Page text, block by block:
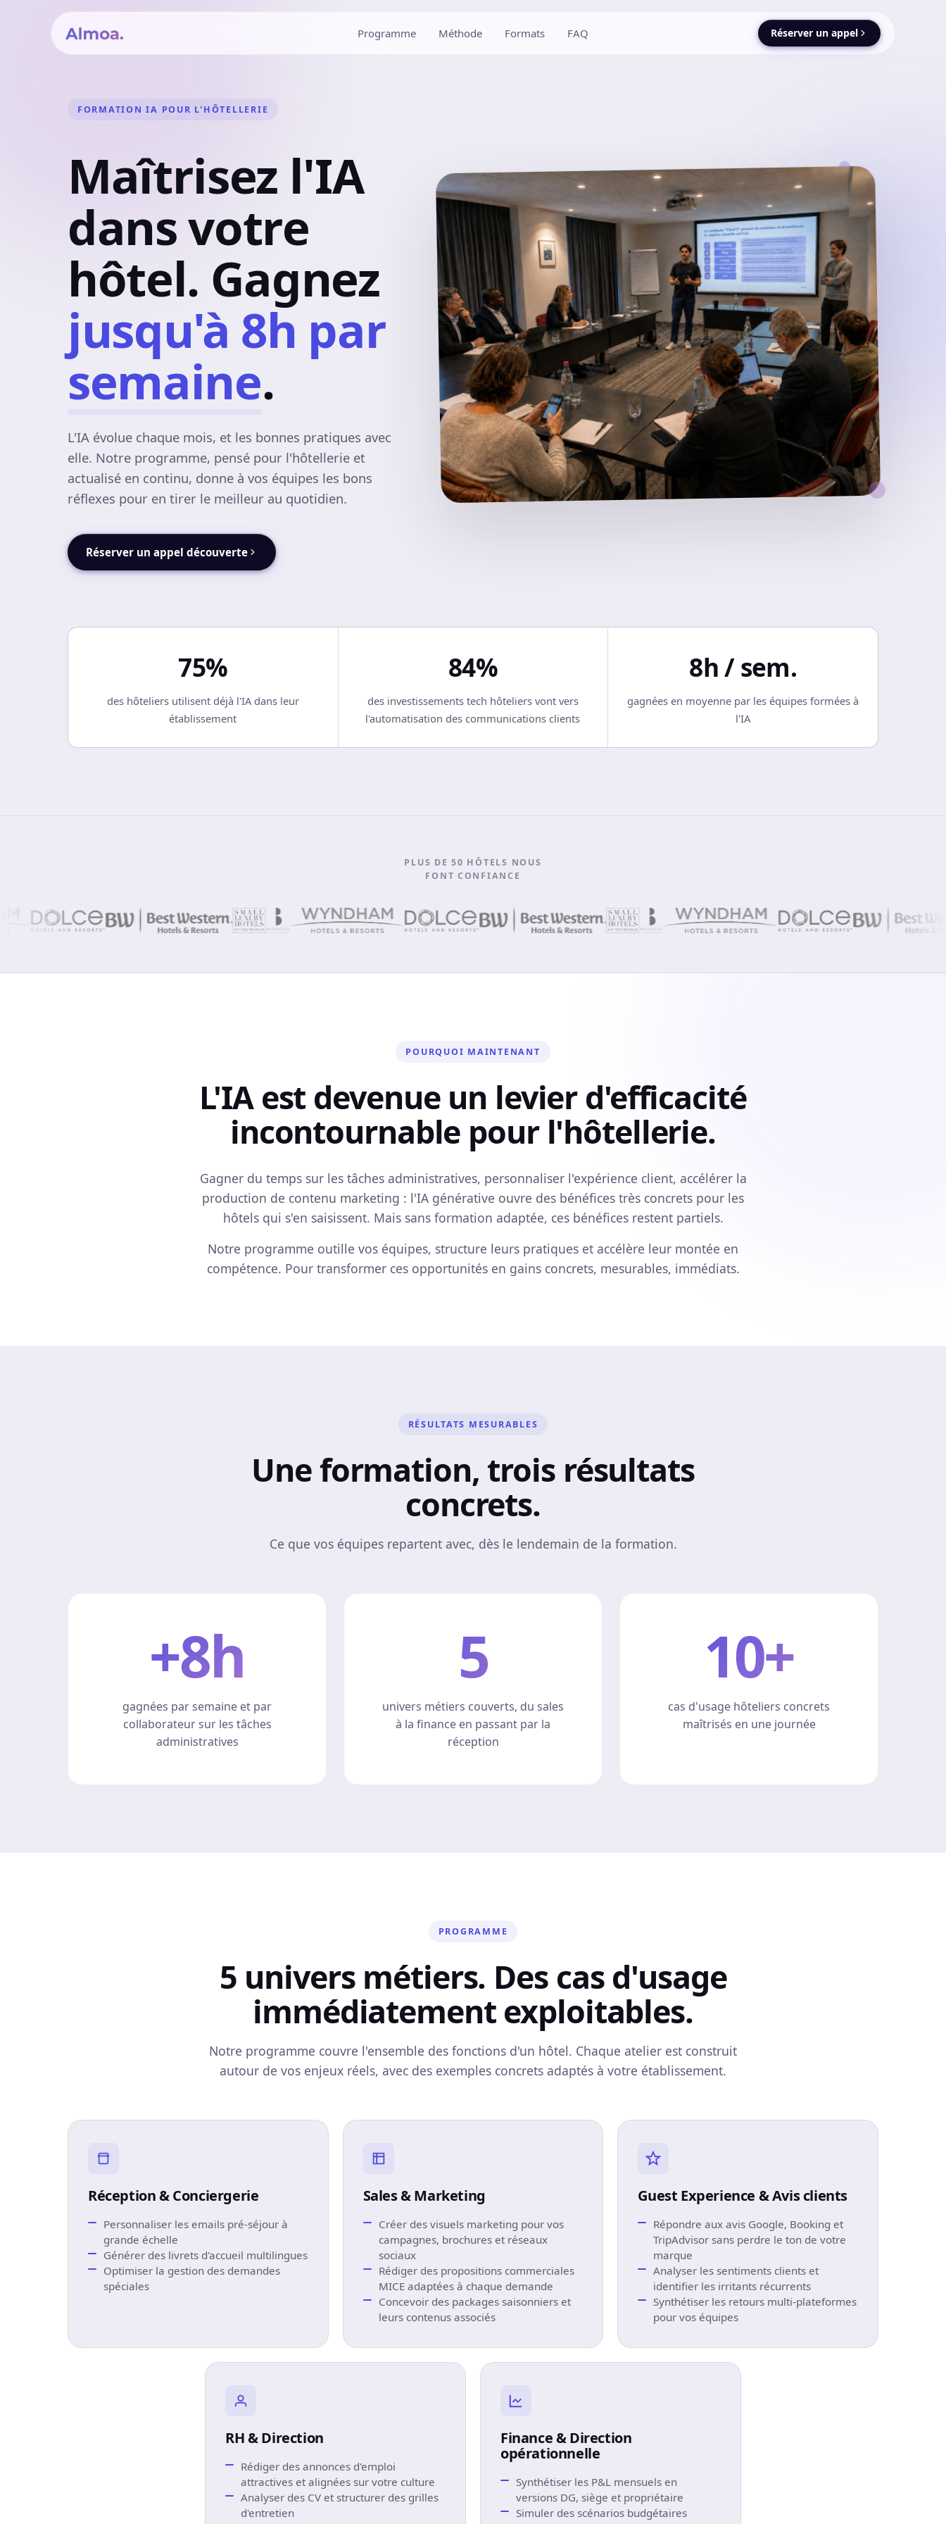
Programme Méthode Formats FAQ Réserver un appel
FORMATION IA POUR L'HÔTELLERIE
Maîtrisez l'IA
dans votre
hôtel. Gagnez
jusqu'à 8h par
semaine.
L'IA évolue chaque mois, et les bonnes pratiques avec
elle. Notre programme, pensé pour l'hôtellerie et
actualisé en continu, donne à vos équipes les bons
réflexes pour en tirer le meilleur au quotidien.
Réserver un appel découverte
75%
des hôteliers utilisent déjà l'IA dans leur
établissement
84%
des investissements tech hôteliers vont vers
l'automatisation des communications clients
8h / sem.
gagnées en moyenne par les équipes formées à
l'IA
PLUS DE 50 HÔTELS NOUS
FONT CONFIANCE
POURQUOI MAINTENANT
L'IA est devenue un levier d'efficacité
incontournable pour l'hôtellerie.
Gagner du temps sur les tâches administratives, personnaliser l'expérience client, accélérer la
production de contenu marketing : l'IA générative ouvre des bénéfices très concrets pour les
hôtels qui s'en saisissent. Mais sans formation adaptée, ces bénéfices restent partiels.
Notre programme outille vos équipes, structure leurs pratiques et accélère leur montée en
compétence. Pour transformer ces opportunités en gains concrets, mesurables, immédiats.
RÉSULTATS MESURABLES
Une formation, trois résultats
concrets.
Ce que vos équipes repartent avec, dès le lendemain de la formation.
+8h
gagnées par semaine et par
collaborateur sur les tâches
administratives
5
univers métiers couverts, du sales
à la finance en passant par la
réception
10+
cas d'usage hôteliers concrets
maîtrisés en une journée
PROGRAMME
5 univers métiers. Des cas d'usage
immédiatement exploitables.
Notre programme couvre l'ensemble des fonctions d'un hôtel. Chaque atelier est construit
autour de vos enjeux réels, avec des exemples concrets adaptés à votre établissement.
Réception & Conciergerie
Personnaliser les emails pré-séjour à
grande échelle
Générer des livrets d'accueil multilingues
Optimiser la gestion des demandes
spéciales
Sales & Marketing
Créer des visuels marketing pour vos
campagnes, brochures et réseaux
sociaux
Rédiger des propositions commerciales
MICE adaptées à chaque demande
Concevoir des packages saisonniers et
leurs contenus associés
Guest Experience & Avis clients
Répondre aux avis Google, Booking et
TripAdvisor sans perdre le ton de votre
marque
Analyser les sentiments clients et
identifier les irritants récurrents
Synthétiser les retours multi-plateformes
pour vos équipes
RH & Direction
Rédiger des annonces d'emploi
attractives et alignées sur votre culture
Analyser des CV et structurer des grilles
d'entretien
Finance & Direction
opérationnelle
Synthétiser les P&L mensuels en
versions DG, siège et propriétaire
Simuler des scénarios budgétaires